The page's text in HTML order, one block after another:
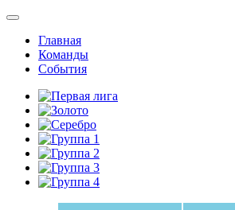
Главная
Команды
События